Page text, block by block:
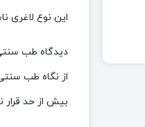
این نوع
دیدگاه طب
از نگاه طب
بیش از حد قرار